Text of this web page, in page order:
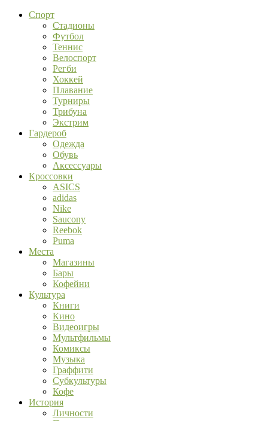
Спорт
Стадионы
Футбол
Теннис
Велоспорт
Регби
Хоккей
Плавание
Турниры
Трибуна
Экстрим
Гардероб
Одежда
Обувь
Аксессуары
Кроссовки
ASICS
adidas
Nike
Saucony
Reebok
Puma
Места
Магазины
Бары
Кофейни
Культура
Книги
Кино
Видеоигры
Мультфильмы
Комиксы
Музыка
Граффити
Субкультуры
Кофе
История
Личности